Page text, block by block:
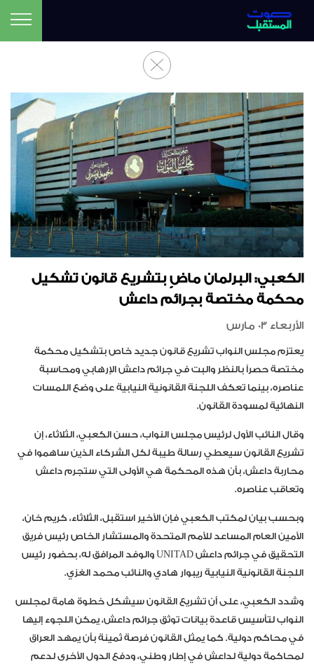
الكعبي: البرلمان ماضٍ بتشريع قانون تشكيل
محكمة مختصة بجرائم داعش
الأربعاء 03 مارس
يعتزم مجلس النواب تشريع قانون جديد خاص بتشكيل محكمة
مختصة حصراً بالنظر والبت في جرائم داعش الإرهابي ومحاسبة
عناصره، بينما تعكف اللجنة القانونية النيابية على وضع اللمسات
النهائية لمسودة القانون.
وقال النائب الأول لرئيس مجلس النواب، حسن الكعبي، الثلاثاء، إن
تشريع القانون سيعطي رسالة طيبة لكل الشركاء الذين ساهموا في
محاربة داعش، بأن هذه المحكمة هي الأولى التي ستجرم داعش
وتعاقب عناصره.
وبحسب بيان لمكتب الكعبي فإن الأخير استقبل، الثلاثاء، كريم خان،
الأمين العام المساعد للأمم المتحدة والمستشار الخاص رئيس فريق
التحقيق في جرائم داعش UNITAD والوفد المرافق له، بحضور رئيس
اللجنة القانونية النيابية ريبوار هادي والنائب محمد الغزي.
وشدد الكعبي، على أن تشريع القانون سيشكل خطوة هامة لمجلس
النواب لتأسيس قاعدة بيانات توثق جرائم داعش، يمكن اللجوء إليها
في محاكم دولية. كما يمثل القانون فرصة ثمينة بأن يمهد العراق
لمحاكمة دولية لداعش في إطار وطني، ودفع الدول الأخرى لدعم